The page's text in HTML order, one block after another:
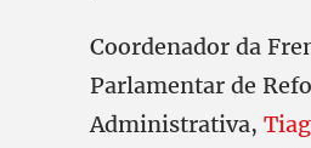
Coordenador da
Parlamentar de
Administrativa,